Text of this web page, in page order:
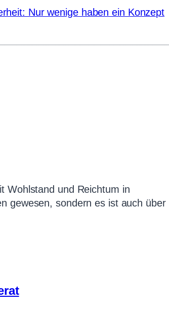
Nur wenige haben ein Konzept
Wohlstand und Reichtum in
gewesen, sondern es ist auch über